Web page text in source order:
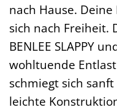
nach Hause.
sich nach Freiheit.
BENLEE SLAPPY
wohltuende
schmiegt sich
leichte